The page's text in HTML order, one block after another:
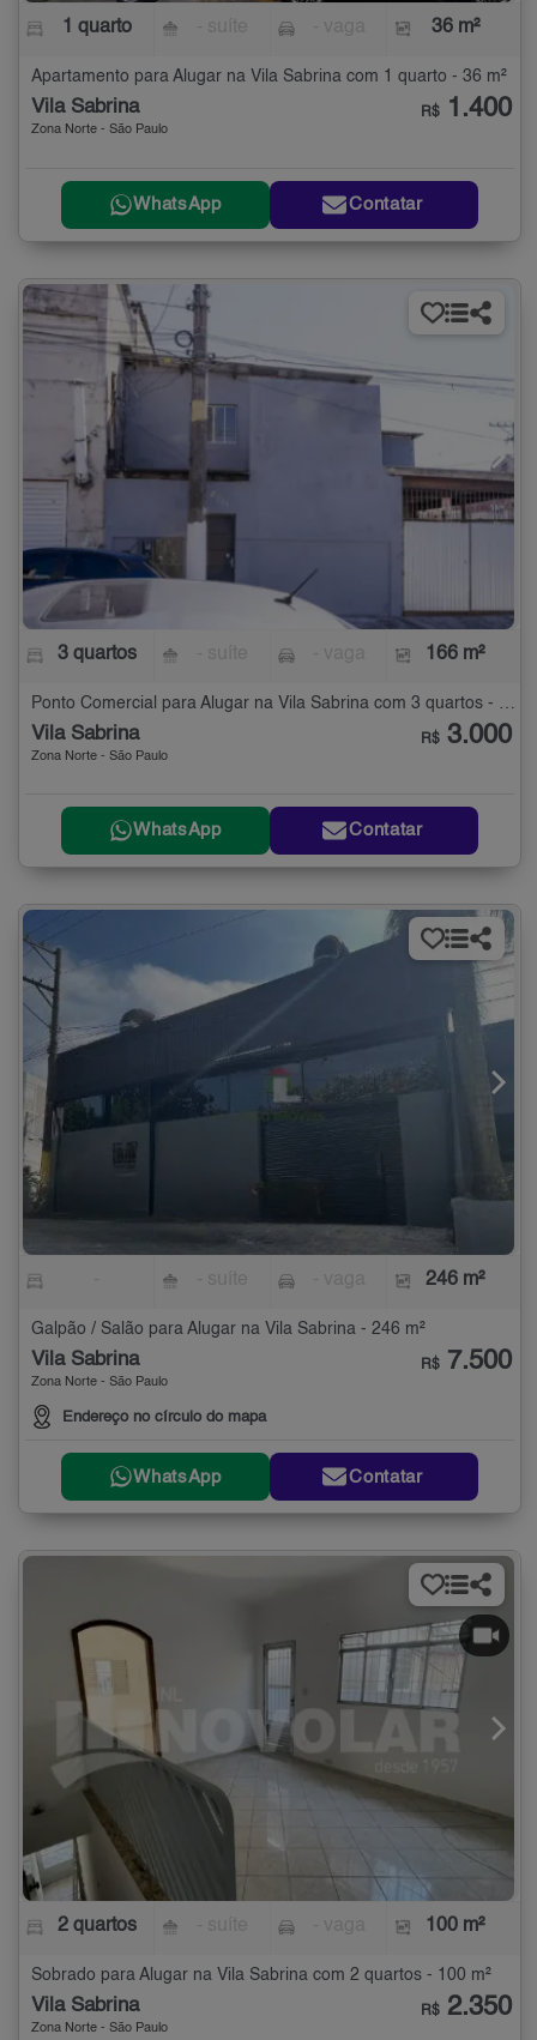
1 quarto 36 m²
Apartamento para Alugar na Vila Sabrina com 1 quarto - 36 m²
Vila Sabrina
Zona Norte - São Paulo
R$ 1.400
WhatsApp Contatar
3 quartos 166 m²
Vila Sabrina
Zona Norte - São Paulo
R$ 3.000
WhatsApp Contatar
246 m²
Galpão / Salão para Alugar na Vila Sabrina - 246 m²
Vila Sabrina
Zona Norte - São Paulo
Endereço no círculo do mapa
R$ 7.500
WhatsApp Contatar
2 quartos 100 m²
Sobrado para Alugar na Vila Sabrina com 2 quartos - 100 m²
Vila Sabrina
Zona Norte - São Paulo
R$ 2.350